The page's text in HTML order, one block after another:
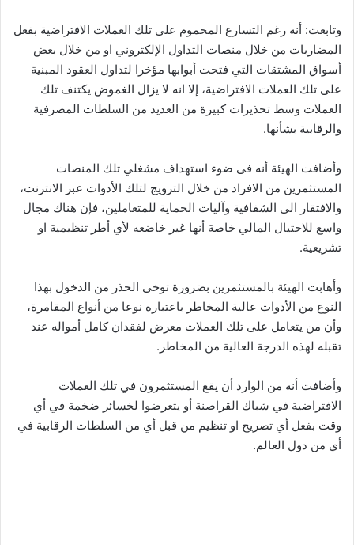
وتابعت: أنه رغم التسارع المحموم على تلك العملات الافتراضية بفعل
المضاربات من خلال منصات التداول الإلكتروني او من خلال بعض
أسواق المشتقات التي فتحت أبوابها مؤخرا لتداول العقود المبنية
على تلك العملات الافتراضية، إلا انه لا يزال الغموض يكتنف تلك
العملات وسط تحذيرات كبيرة من العديد من السلطات المصرفية
والرقابية بشأنها.
وأضافت الهيئة أنه فى ضوء استهداف مشغلي تلك المنصات
المستثمرين من الافراد من خلال الترويج لتلك الأدوات عبر الانترنت،
والافتقار الى الشفافية وآليات الحماية للمتعاملين، فإن هناك مجال
واسع للاحتيال المالي خاصة أنها غير خاضعه لأي أطر تنظيمية او
تشريعية.
وأهابت الهيئة بالمستثمرين بضرورة توخى الحذر من الدخول بهذا
النوع من الأدوات عالية المخاطر باعتباره نوعا من أنواع المقامرة،
وأن من يتعامل على تلك العملات معرض لفقدان كامل أمواله عند
تقبله لهذه الدرجة العالية من المخاطر.
وأضافت أنه من الوارد أن يقع المستثمرون في تلك العملات
الافتراضية في شباك القراصنة أو يتعرضوا لخسائر ضخمة في أي
وقت بفعل أي تصريح او تنظيم من قبل أي من السلطات الرقابية في
أي من دول العالم.